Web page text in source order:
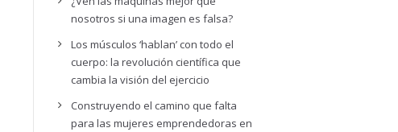
nosotros si una imagen es falsa?
Los músculos ‘hablan’ con todo el
cuerpo: la revolución científica que
cambia la visión del ejercicio
Construyendo el camino que falta
para las mujeres emprendedoras en